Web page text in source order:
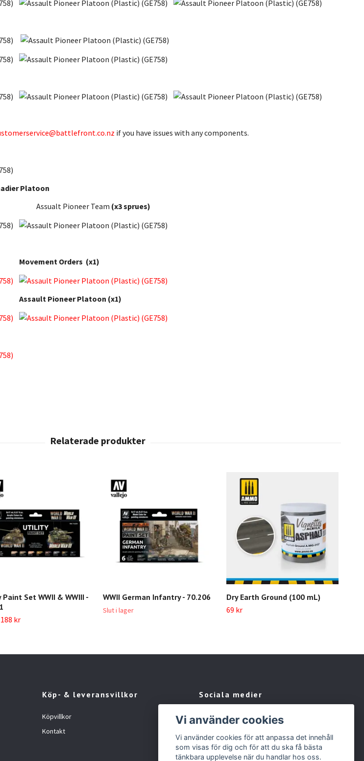
if you have issues with any components.
Platoon
Assualt Pioneer Team (x3 sprues)
Movement Orders (x1)
Assault Pioneer Platoon (x1)
Set WWII & WWIII -
188 kr
WWII German Infantry - 70.206
Slut i lager
Dry Earth Ground (100 mL)
69 kr
Köp- & leveransvillkor
Köpvillkor
Kontakt
Sociala medier
Facebook
Vi använder cookies
Vi använder cookies för att anpassa det innehåll
som visas för dig och för att du ska få bästa
tänkbara upplevelse när du handlar hos oss.